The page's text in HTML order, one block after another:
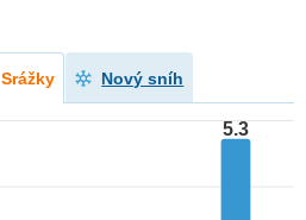
Srážky Nový sníh
5.3